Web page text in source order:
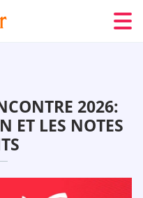
2026:
ET LES NOTES